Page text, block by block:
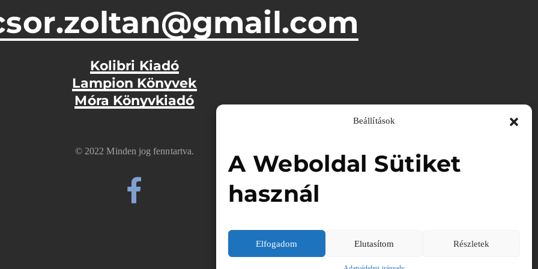
Beállítások
A Weboldal Sütiket
használ
Elfogadom Elutasítom Részletek
Kolibri Kiadó
Lampion Könyvek
Móra Könyvkiadó
© 2022 Minden jog fenntartva.